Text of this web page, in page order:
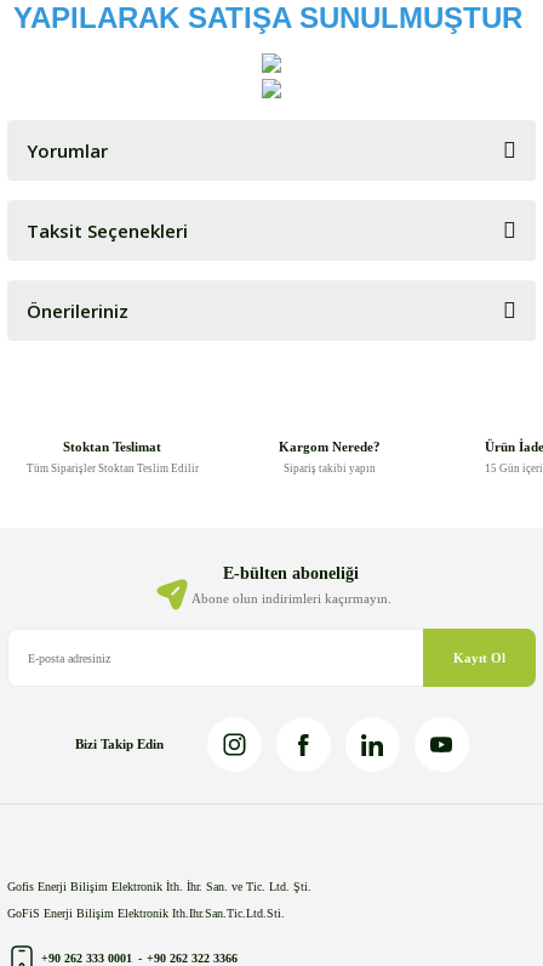
YAPILARAK SATIŞA SUNULMUŞTUR
Yorumlar
Bu ürüne ilk yorumu siz yapın!
Taksit Seçenekleri
Önerileriniz
Ürün bilgilerinde hatalar bulunuyor.
Ürün fiyatı diğer sitelerden daha pahalı.
Stoktan Teslimat
Tüm Siparişler Stoktan Teslim Edilir
Kargom Nerede?
Sipariş takibi yapın
Ürün
15 Gün
E-bülten aboneliği
Abone olun indirimleri kaçırmayın.
Kayıt Ol
Bizi Takip Edin
Gofis Enerji Bilişim Elektronik İth. İhr. San. ve Tic. Ltd. Şti.
GoFiS Enerji Bilişim Elektronik Ith.Ihr.San.Tic.Ltd.Sti.
+90 262 333 0001 - +90 262 322 3366